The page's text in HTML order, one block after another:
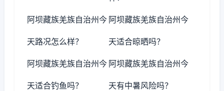
阿坝藏族羌族自治州今
天路况怎么样？
阿坝藏族羌族自治州今
天适合晾晒吗？
阿坝藏族羌族自治州今
天适合钓鱼吗？
阿坝藏族羌族自治州今
天有中暑风险吗？